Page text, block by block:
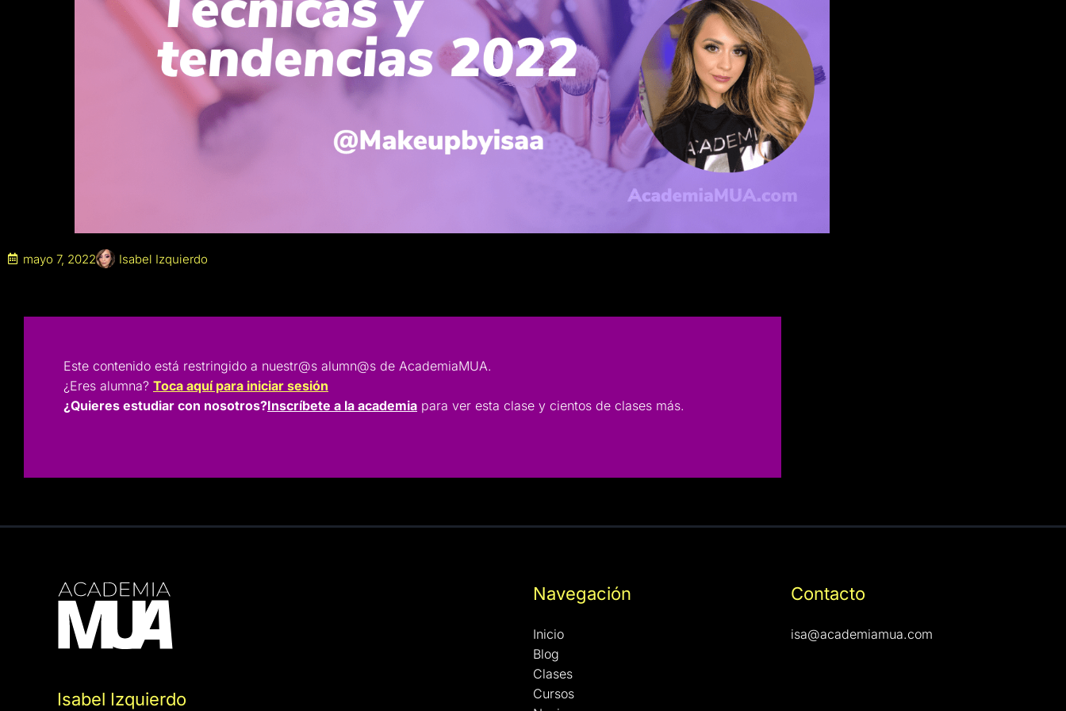
mayo 7, 2022 Isabel Izquierdo
Este contenido está restringido a nuestr@s alumn@s de AcademiaMUA.
¿Eres alumna? Toca aquí para iniciar sesión
¿Quieres estudiar con nosotros?Inscríbete a la academia para ver esta clase y cientos de clases más.
Isabel Izquierdo
Navegación
Inicio
Blog
Clases
Cursos
Contacto
isa@academiamua.com